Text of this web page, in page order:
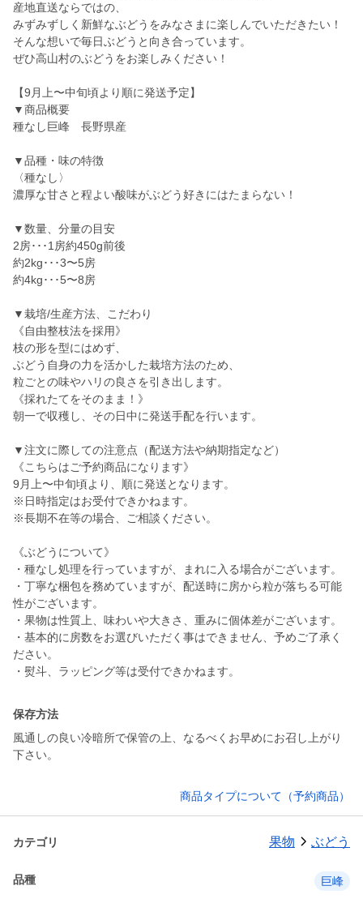
産地直送ならではの、
みずみずしく新鮮なぶどうをみなさまに楽しんでいただきたい！
そんな想いで毎日ぶどうと向き合っています。
ぜひ高山村のぶどうをお楽しみください！
【9月上〜中旬頃より順に発送予定】
▼商品概要
種なし巨峰 長野県産
▼品種・味の特徴
〈種なし〉
濃厚な甘さと程よい酸味がぶどう好きにはたまらない！
▼数量、分量の目安
2房･･･1房約450g前後
約2kg･･･3〜5房
約4kg･･･5〜8房
▼栽培/生産方法、こだわり
《自由整枝法を採用》
枝の形を型にはめず、
ぶどう自身の力を活かした栽培方法のため、
粒ごとの味やハリの良さを引き出します。
《採れたてをそのまま！》
朝一で収穫し、その日中に発送手配を行います。
▼注文に際しての注意点（配送方法や納期指定など）
《こちらはご予約商品になります》
9月上〜中旬頃より、順に発送となります。
※日時指定はお受付できかねます。
※長期不在等の場合、ご相談ください。
《ぶどうについて》
・種なし処理を行っていますが、まれに入る場合がございます。
・丁寧な梱包を務めていますが、配送時に房から粒が落ちる可能
性がございます。
・果物は性質上、味わいや大きさ、重みに個体差がございます。
・基本的に房数をお選びいただく事はできません、予めご了承く
ださい。
・熨斗、ラッピング等は受付できかねます。
保存方法
風通しの良い冷暗所で保管の上、なるべくお早めにお召し上がり
下さい。
商品タイプについて（予約商品）
カテゴリ 果物 ぶどう
品種 巨峰